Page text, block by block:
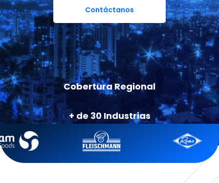
Contáctanos
Cobertura Regional
+ de 30 Industrias